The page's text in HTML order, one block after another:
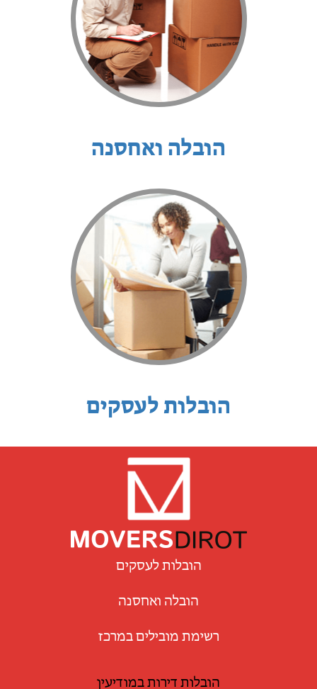
הובלה ואחסנה
הובלות לעסקים
הובלות לעסקים
הובלה ואחסנה
רשימת מובילים במרכז
הובלות דירות במודיעין